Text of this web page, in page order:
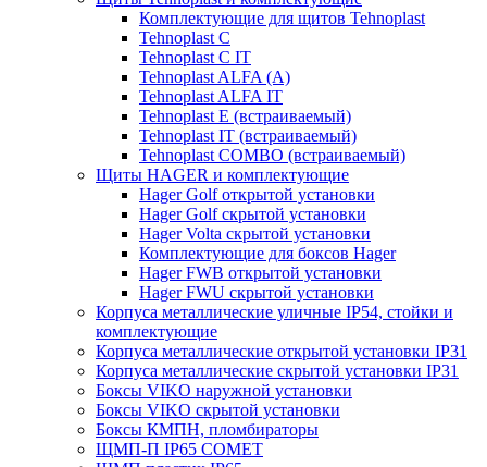
Комплектующие для щитов Tehnoplast
Tehnoplast C
Tehnoplast C IT
Tehnoplast ALFA (А)
Tehnoplast ALFA IT
Tehnoplast E (встраиваемый)
Tehnoplast IT (встраиваемый)
Tehnoplast COMBO (встраиваемый)
Щиты HAGER и комплектующие
Hager Golf открытой установки
Hager Golf скрытой установки
Hager Volta скрытой установки
Комплектующие для боксов Hager
Hager FWB открытой установки
Hager FWU скрытой установки
Корпуса металлические уличные IP54, стойки и
комплектующие
Корпуса металлические открытой установки IP31
Корпуса металлические скрытой установки IP31
Боксы VIKO наружной установки
Боксы VIKO скрытой установки
Боксы КМПН, пломбираторы
ЩМП-П IP65 COMET